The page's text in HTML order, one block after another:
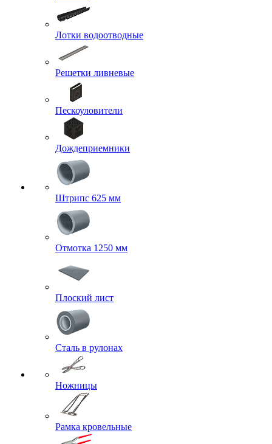
Лотки водоотводные
Решетки ливневые
Пескоуловители
Дождеприемники
Штрипс 625 мм
Отмотка 1250 мм
Плоский лист
Сталь в рулонах
Ножницы
Рамка кровельные